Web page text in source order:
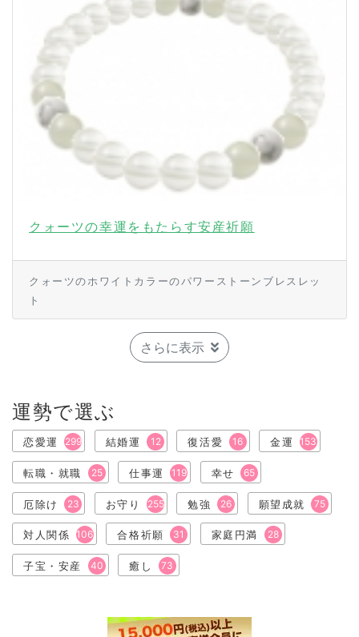
クォーツの幸運をもたらす安産祈願
クォーツのホワイトカラーのパワーストーンブレスレッ
ト
さらに表示
運勢で選ぶ
恋愛運 299 結婚運 12 復活愛 16 金運 153
転職・就職 25 仕事運 119 幸せ 65
厄除け 23 お守り 255 勉強 26 願望成就 75
対人関係 106 合格祈願 31 家庭円満 28
子宝・安産 40 癒し 73